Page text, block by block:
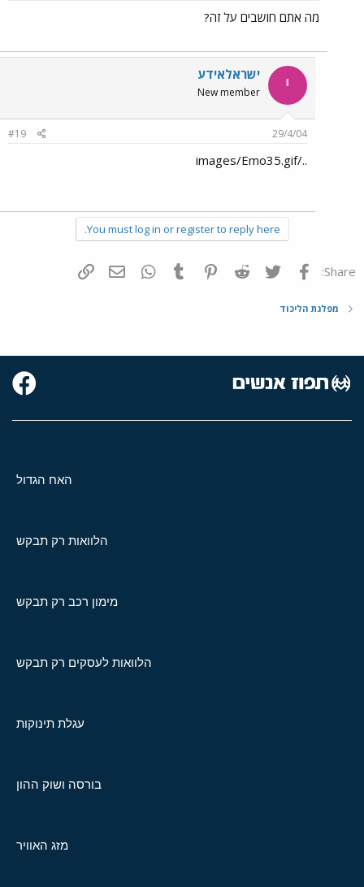
מה אתם חושבים על זה?
י ישראלאידע
New member
29/4/04
#19
../images/Emo35.gif
You must log in or register to reply here.
Share: פייסבוק Twitter
Reddit
Pinterest
Tumblr
WhatsAppדואר אלקטרוני
מפלגת הליכוד
האח הגדול
הלוואות רק תבקש
מימון רכב רק תבקש
הלוואות לעסקים רק תבקש
עגלת תינוקות
בורסה ושוק ההון
מזג האוויר